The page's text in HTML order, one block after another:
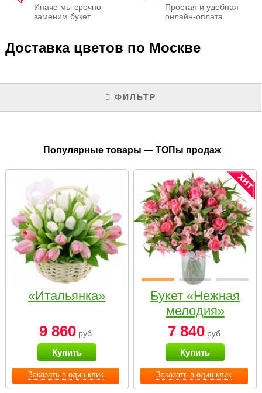
Иначе мы срочно
заменим букет
Простая и удобная
онлайн-оплата
Доставка цветов по Москве
ФИЛЬТР
Популярные товары — ТОПы продаж
Заказать в один клик
«Итальянка»
9 860 руб.
Купить
Заказать в один клик
Букет «Нежная
мелодия»
7 840руб.
Купить